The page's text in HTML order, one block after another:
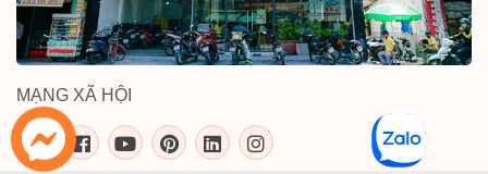
MẠNG XÃ HỘI
inkythuatso.com trên các mạng xã